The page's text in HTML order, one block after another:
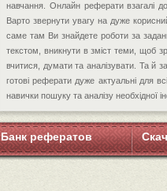
навчання. Онлайн реферати взагалі
Варто звернути увагу на дуже
саме там Ви знайдете роботи за
текстом, вникнути в зміст теми, щоб
вчитися, думати та аналізувати. Та й
готові реферати дуже актуальні для
навички пошуку та аналізу необхідної
Банк рефератов